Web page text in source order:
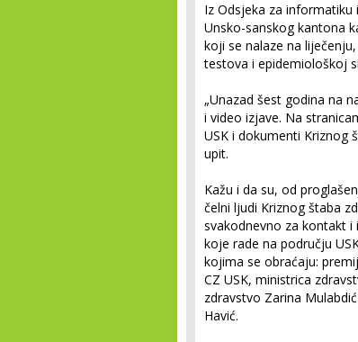
Iz Odsjeka za informatiku
Unsko-sanskog kantona
koji se nalaze na
testova i epidemiološkoj
„Unazad šest godina na
i video izjave. Na
USK i dokumenti Kriznog
upit.
Kažu i da su, od
čelni ljudi Kriznog štaba
svakodnevno za kontakt i
koje rade na području
kojima se obraćaju:
CZ USK, ministrica
zdravstvo Zarina
Havić.